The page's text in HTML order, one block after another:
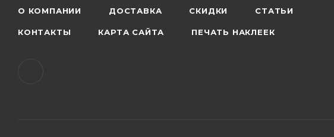
О КОМПАНИИ ДОСТАВКА СКИДКИ СТАТЬИ
КОНТАКТЫ КАРТА САЙТА ПЕЧАТЬ НАКЛЕЕК